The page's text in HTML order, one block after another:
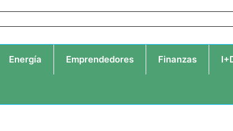
Energía Emprendedores Finanzas